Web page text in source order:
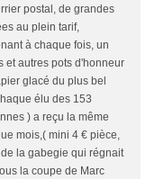
postal, de grandes
au plein tarif,
à chaque fois, un
et autres pots d'honneur
glacé du plus bel
élu des 153
) a reçu la même
mois,( mini 4 € pièce,
la gabegie qui régnait
la coupe de Marc